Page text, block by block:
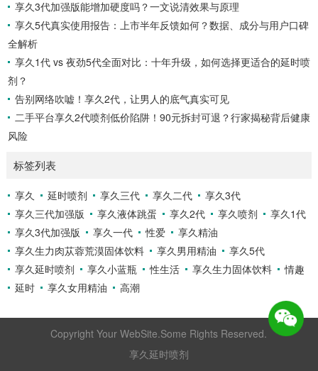
享久3代加强版能增加硬度吗？一文说清效果与原理
享久5代真实使用报告：上市半年反馈如何？数据、成分与用户口碑
全解析
享久1代 vs 夜劲5代全面对比：十年升级，如何选择更适合的延时喷
剂？
告别网络吹嘘！享久2代，让男人的底气真实可见
二手平台享久2代喷剂低价陷阱！90元拆封可退？行家揭秘背后健康
风险
标签列表
享久 延时喷剂 享久三代 享久二代
享久3代
享久三代加强版
享久液体跳蛋 享久2代 享久喷剂
享久1代
享久3代加强版
享久一代 性爱
享久精油
享久生力肉苁蓉荒漠固体饮料
享久男用精油
享久5代
享久延时喷剂
享久小蓝瓶 性生活 享久生力固体饮料
情趣
延时
享久女用精油 高潮
Copyright Your WebSite.Some Rights Reserved.
享久延时喷剂